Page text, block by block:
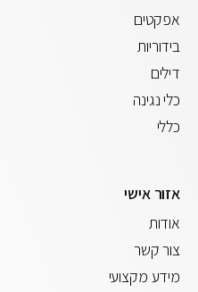
אפקטים
בידוריות
דילים
כלי נגינה
כללי
אזור אישי
אודות
צור קשר
מידע מקצועי